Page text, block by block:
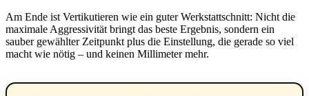
Am Ende ist Vertikutieren wie ein guter Werkstattschnitt: Nicht die
maximale Aggressivität bringt das beste Ergebnis, sondern ein
sauber gewählter Zeitpunkt plus die Einstellung, die gerade so viel
macht wie nötig – und keinen Millimeter mehr.